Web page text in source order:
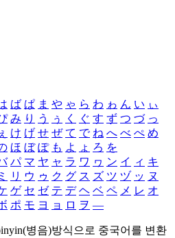
ば ぱ ま や ゃ ら わ ゎ ん い ぃ
み り う ぅ く ぐ す ず つ づ っ
ぇ け げ せ ぜ て で ね へ べ ぺ め
ほ ぼ ぽ も よ ょ ろ を
パ マ ヤ ャ ラ ワ ヮ ン イ ィ キ
ミ リ ウ ゥ ク グ ス ズ ツ ヅ ッ ヌ
ゲ セ ゼ テ デ ヘ ベ ペ メ レ オ
ポ モ ヨ ョ ロ ヲ ―
병음)방식으로 중국어를 변환